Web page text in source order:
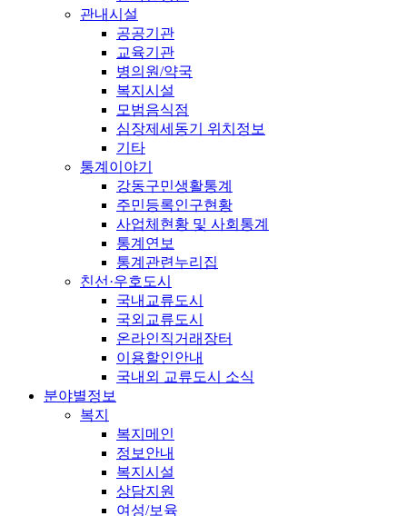
관내시설
공공기관
교육기관
병의원/약국
복지시설
모범음식점
심장제세동기 위치정보
기타
통계이야기
강동구민생활통계
주민등록인구현황
사업체현황 및 사회통계
통계연보
통계관련누리집
친선·우호도시
국내교류도시
국외교류도시
온라인직거래장터
이용할인안내
국내외 교류도시 소식
분야별정보
복지
복지메인
정보안내
복지시설
상담지원
여성/보육